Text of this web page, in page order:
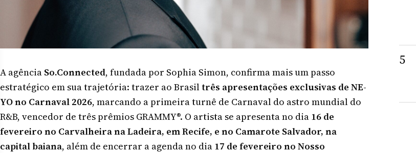
A agência So.Connected, fundada por Sophia Simon, confirma mais um passo
estratégico em sua trajetória: trazer ao Brasiltrês apresentações exclusivas de NE-
YO no Carnaval 2026, marcando a primeira turnê de Carnaval do astro mundial do
R&B, vencedor de três prêmios GRAMMY®. O artista se apresenta no dia 16 de
fevereiro no Carvalheira na Ladeira, em Recife, e no Camarote Salvador, na
capital baiana, além de encerrar a agenda no dia 17 de fevereiro no Nosso